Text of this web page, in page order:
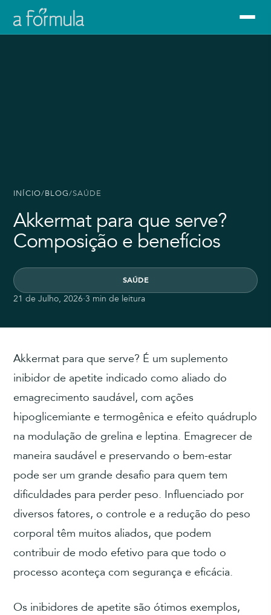
INÍCIO/BLOG/SAÚDE
Akkermat para que serve?
Composição e benefícios
SAÚDE
21 de Julho, 2026·3 min de leitura
Akkermat para que serve? É um suplemento
inibidor de apetite indicado como aliado do
emagrecimento saudável, com ações
hipoglicemiante e termogênica e efeito quádruplo
na modulação de grelina e leptina. Emagrecer de
maneira saudável e preservando o bem-estar
pode ser um grande desafio para quem tem
dificuldades para perder peso. Influenciado por
diversos fatores, o controle e a redução do peso
corporal têm muitos aliados, que podem
contribuir de modo efetivo para que todo o
processo aconteça com segurança e eficácia.
Os inibidores de apetite são ótimos exemplos,